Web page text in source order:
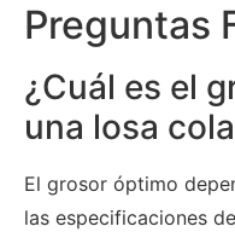
Preguntas
¿Cuál es el
una losa
El grosor óptimo
las especificaciones